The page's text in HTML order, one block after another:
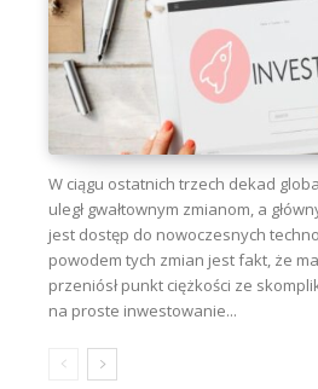
W ciągu ostatnich trzech dekad
uległ gwałtownym zmianom, a
jest dostęp do nowoczesnych
powodem tych zmian jest fakt, że
przeniósł punkt ciężkości ze
na proste inwestowanie...